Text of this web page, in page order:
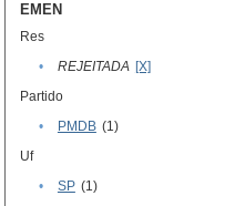
EMEN
Res
•
REJEITADA [X]
Partido
•
PMDB (1)
Uf
•
SP (1)